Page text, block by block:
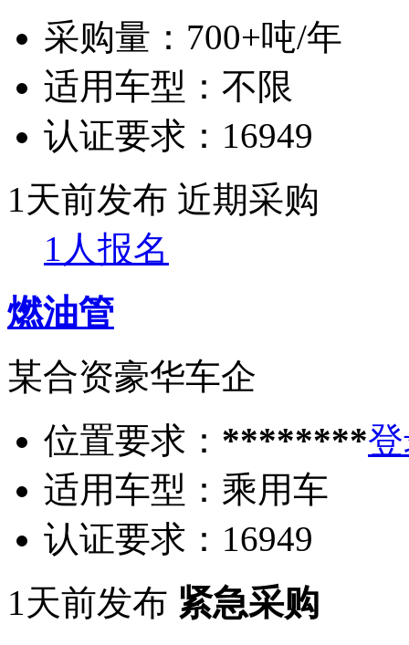
采购量： 700+吨/年
适用车型： 不限
认证要求： 16949
1天前发布 近期采购
1人报名
燃油管
某合资豪华车企
位置要求： ********
适用车型： 乘用车
认证要求： 16949
1天前发布 紧急采购